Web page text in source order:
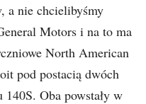
a nie chcielibyśmy
Motors i na to ma
North American
pod postacią dwóch
Oba powstały w